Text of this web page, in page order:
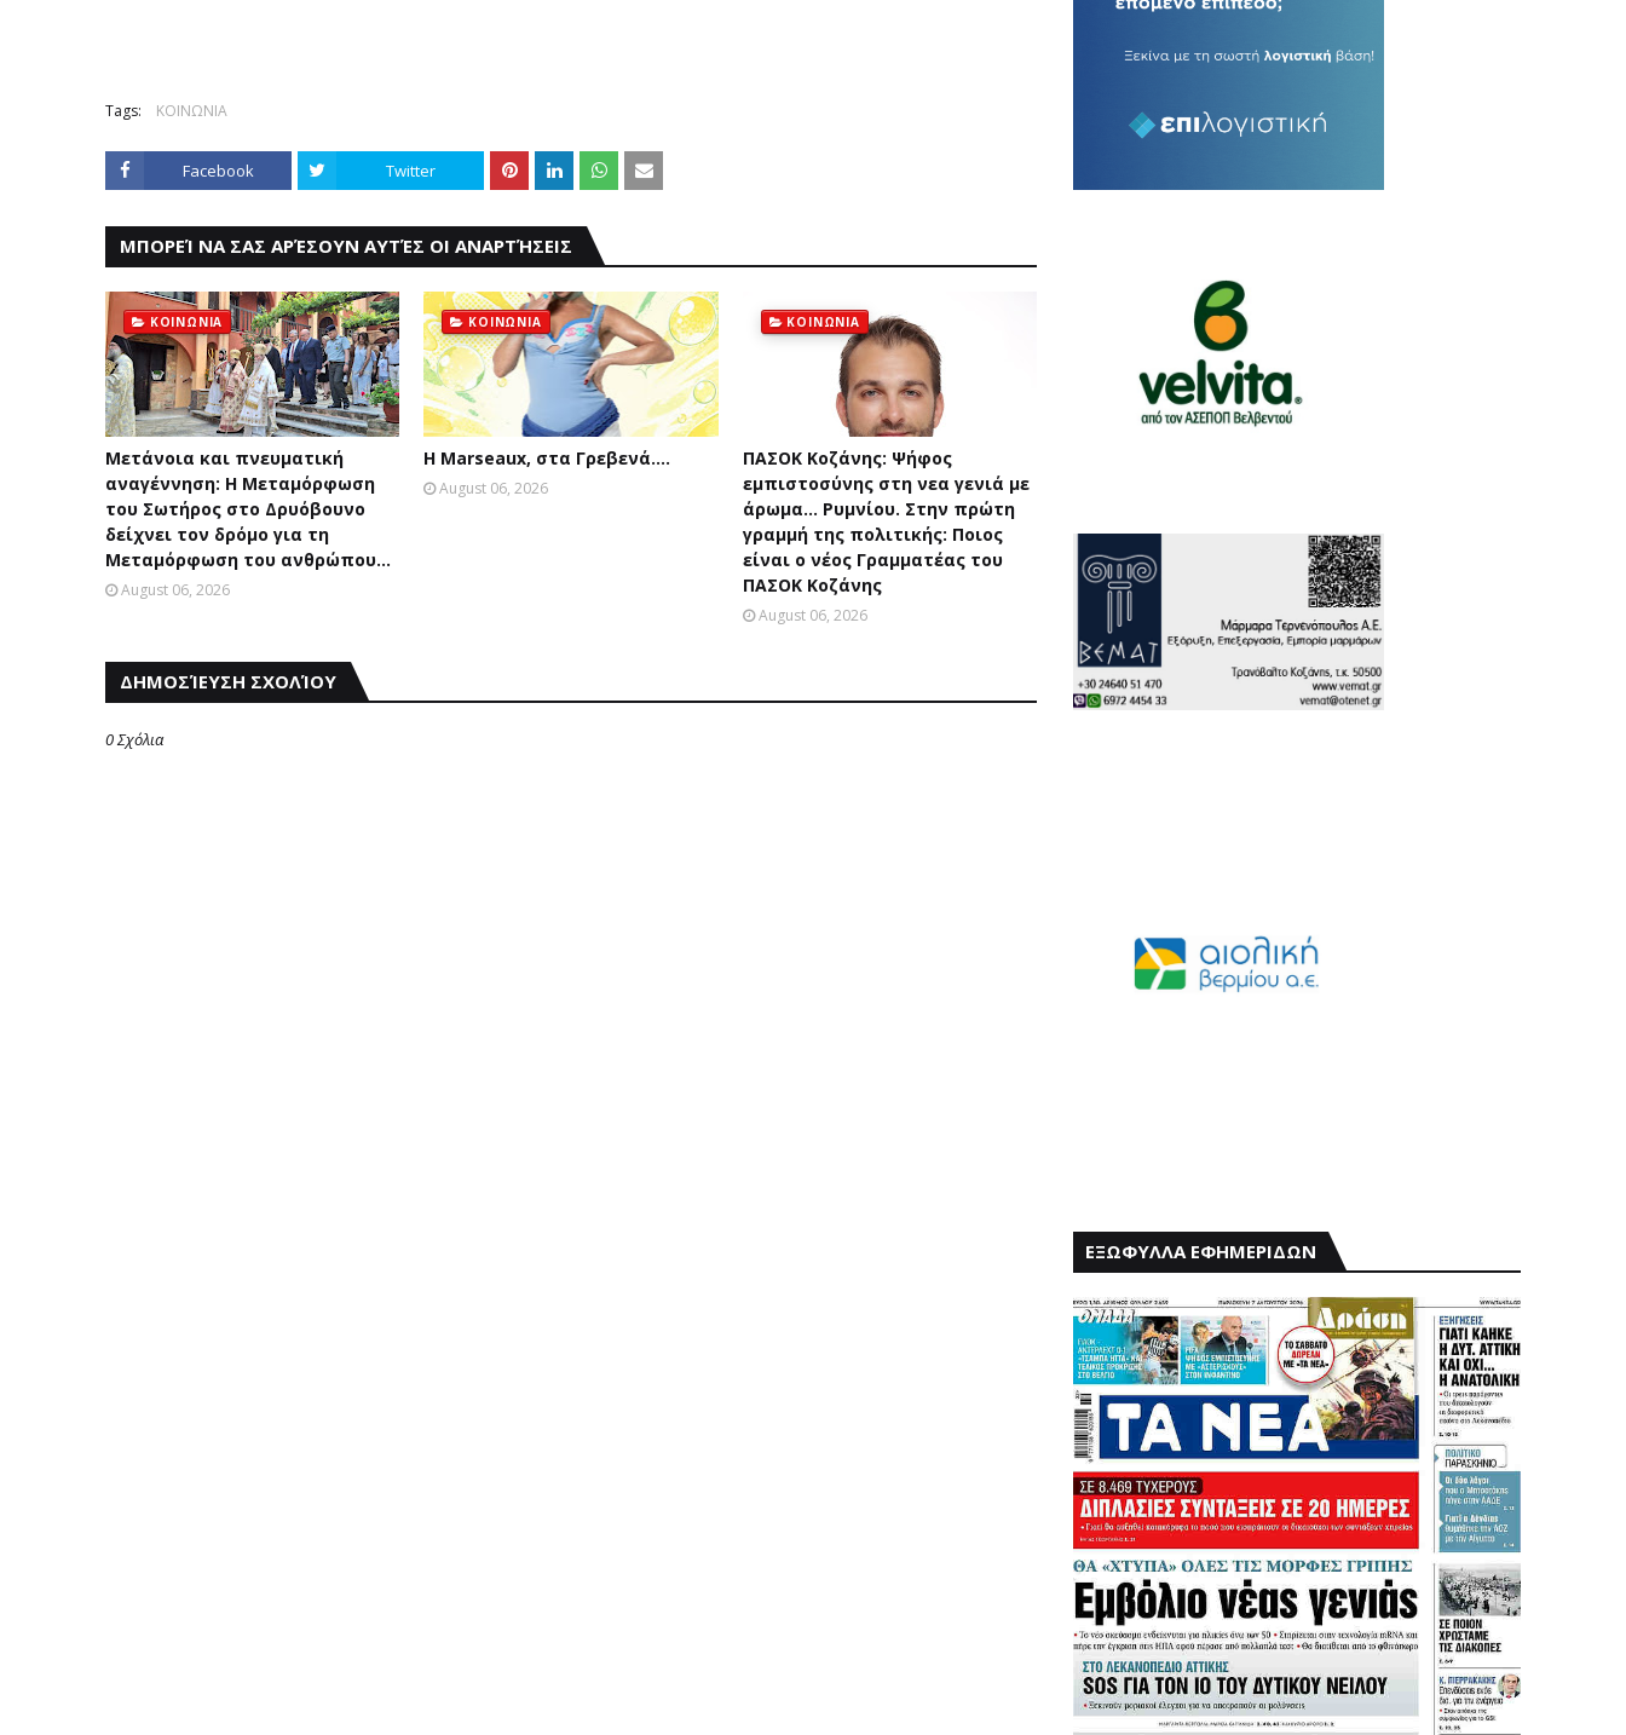
Tags: ΚΟΙΝΩΝΙΑ
Facebook Twitter
ΜΠΟΡΕΊ ΝΑ ΣΑΣ ΑΡΈΣΟΥΝ ΑΥΤΈΣ ΟΙ ΑΝΑΡΤΉΣΕΙΣ
ΚΟΙΝΩΝΙΑ
Μετάνοια και πνευματική
αναγέννηση: Η Μεταμόρφωση
του Σωτήρος στο Δρυόβουνο
δείχνει τον δρόμο για τη
Μεταμόρφωση του ανθρώπου...
August 06, 2026
ΚΟΙΝΩΝΙΑ
Η Marseaux, στα Γρεβενά….
August 06, 2026
ΚΟΙΝΩΝΙΑ
ΠΑΣΟΚ Κοζάνης: Ψήφος
εμπιστοσύνης στη νεα γενιά με
άρωμα... Ρυμνίου. Στην πρώτη
γραμμή της πολιτικής: Ποιος
είναι ο νέος Γραμματέας του
ΠΑΣΟΚ Κοζάνης
August 06, 2026
ΔΗΜΟΣΊΕΥΣΗ ΣΧΟΛΊΟΥ
0 Σχόλια
ΕΞΩΦΥΛΛΑ ΕΦΗΜΕΡΙΔΩΝ